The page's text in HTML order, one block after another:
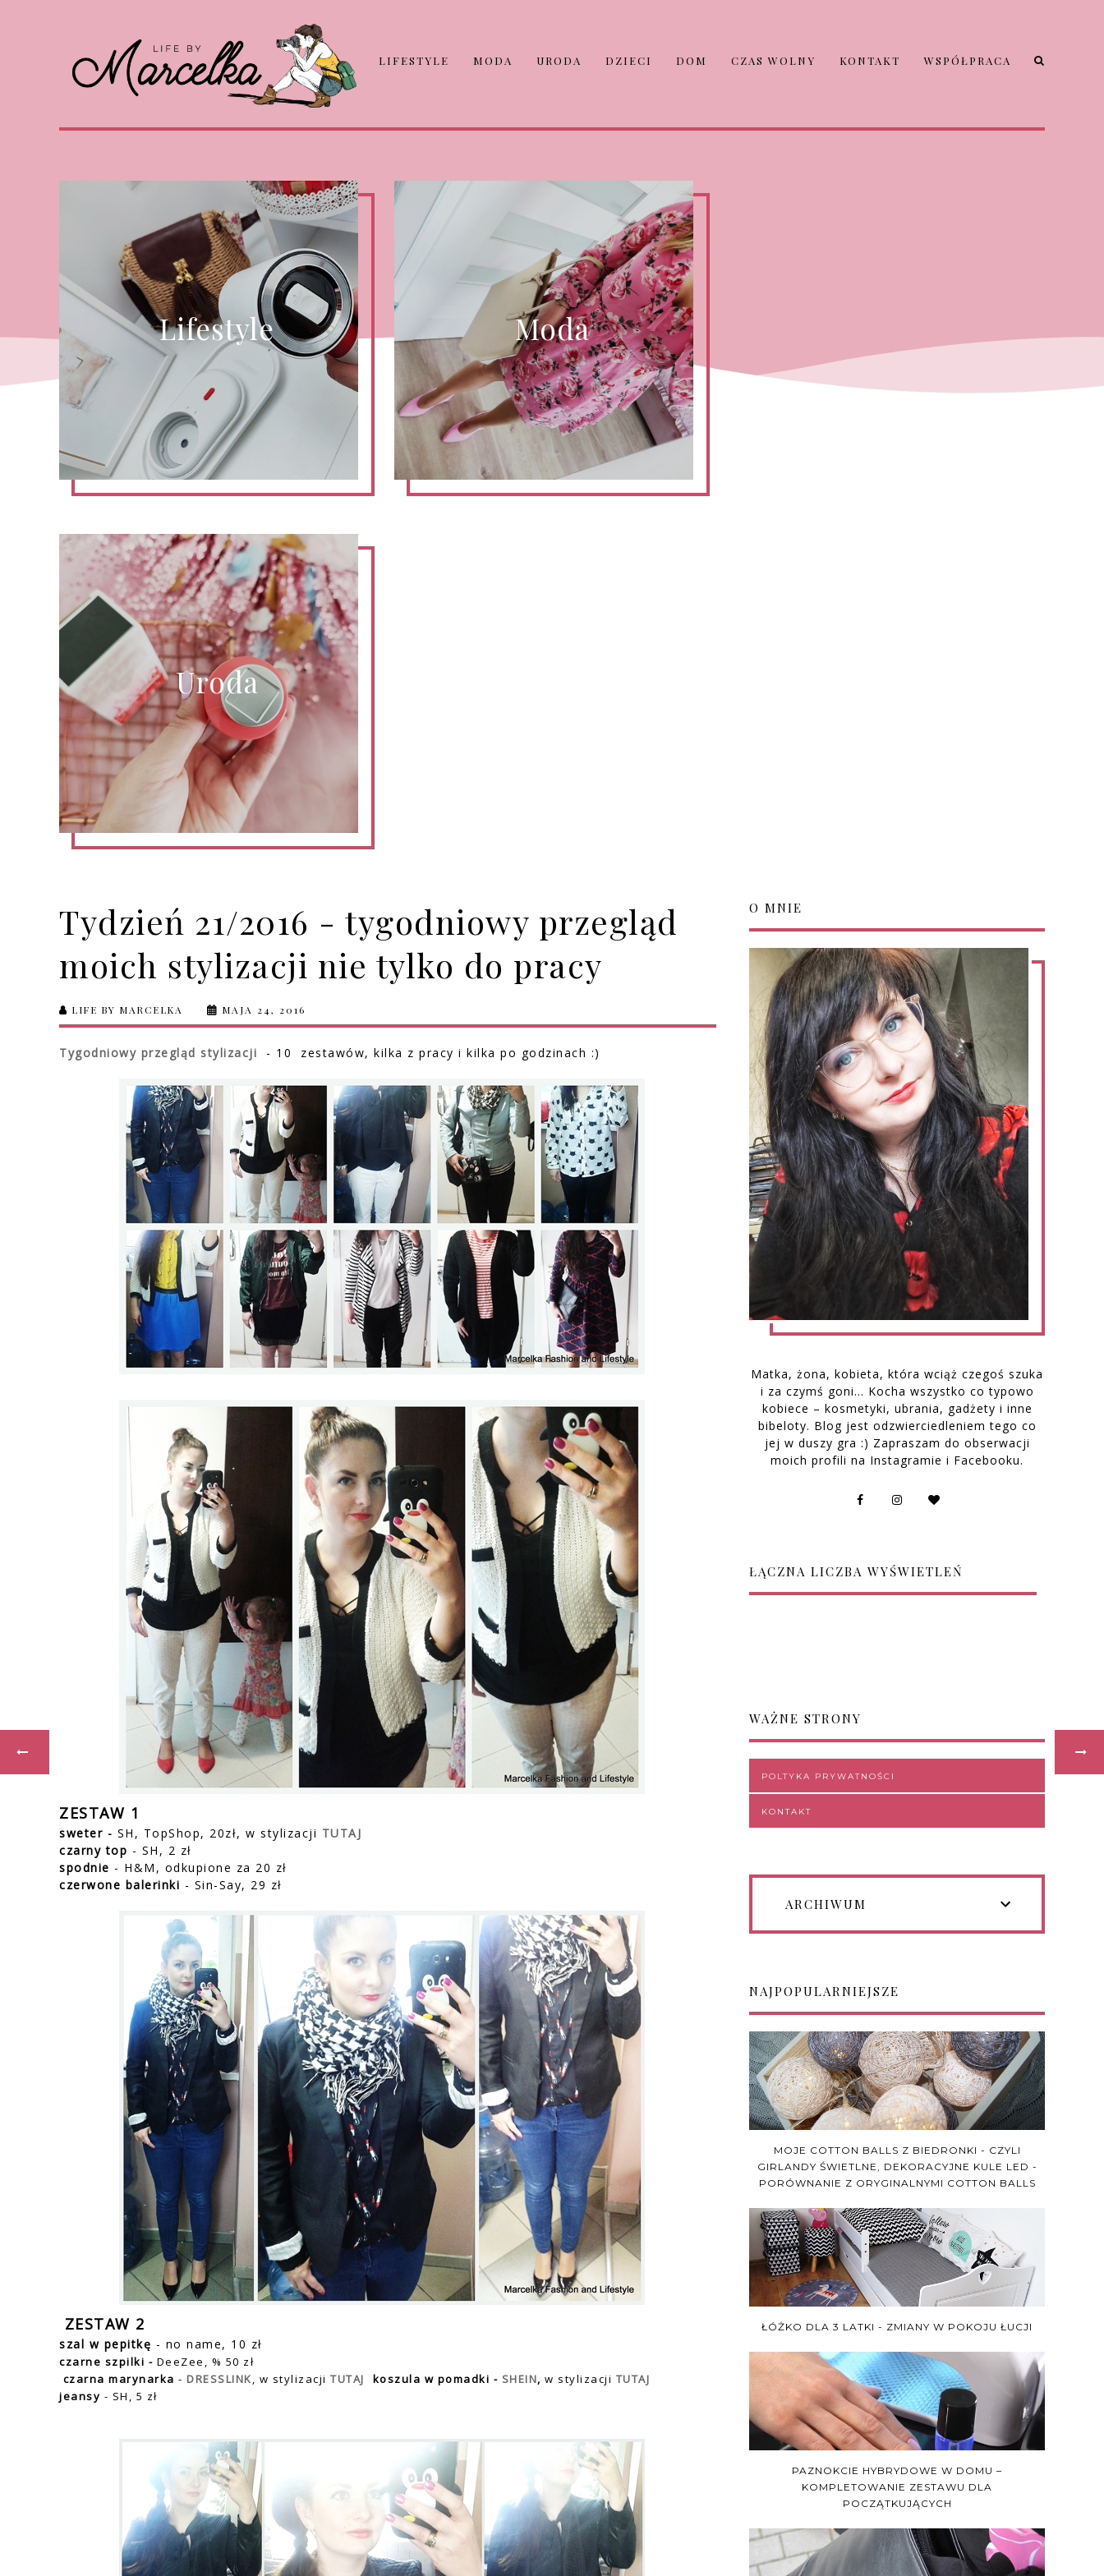
LIFESTYLE MODA URODA DZIECI DOM CZAS WOLNY KONTAKT WSPÓŁPRACA
Lifestyle Moda
Uroda
Tydzień 21/2016 - tygodniowy przegląd
moich stylizacji nie tylko do pracy
LIFE BY MARCELKA MAJA 24, 2016
Tygodniowy przegląd stylizacji - 10 zestawów, kilka z pracy i kilka po godzinach :)
ZESTAW 1
sweter - SH, TopShop, 20zł, w stylizacji TUTAJ
czarny top - SH, 2 zł
spodnie - H&M, odkupione za 20 zł
czerwone balerinki - Sin-Say, 29 zł
ZESTAW 2
szal w pepitkę - no name, 10 zł
czarne szpilki - DeeZee, % 50 zł
czarna marynarka - DRESSLINK, w stylizacji TUTAJ koszula w pomadki - SHEIN, w stylizacji TUTAJ
jeansy - SH, 5 zł
O MNIE
Matka, żona, kobieta, która wciąż czegoś szuka
i za czymś goni… Kocha wszystko co typowo
kobiece – kosmetyki, ubrania, gadżety i inne
bibeloty. Blog jest odzwierciedleniem tego co
jej w duszy gra :) Zapraszam do obserwacji
moich profili na Instagramie i Facebooku.
ŁĄCZNA LICZBA WYŚWIETLEŃ
WAŻNE STRONY
POLTYKA PRYWATNOŚCI
KONTAKT
ARCHIWUM
NAJPOPULARNIEJSZE
MOJE COTTON BALLS Z BIEDRONKI - CZYLI
GIRLANDY ŚWIETLNE, DEKORACYJNE KULE LED -
PORÓWNANIE Z ORYGINALNYMI COTTON BALLS
ŁÓŻKO DLA 3 LATKI - ZMIANY W POKOJU ŁUCJI
PAZNOKCIE HYBRYDOWE W DOMU –
KOMPLETOWANIE ZESTAWU DLA
POCZĄTKUJĄCYCH